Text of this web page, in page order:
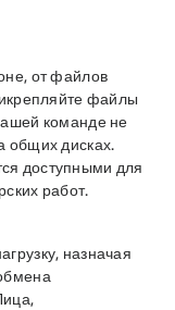
от файлов
файлы
команде не
общих дисках.
доступными для
работ.
назначая